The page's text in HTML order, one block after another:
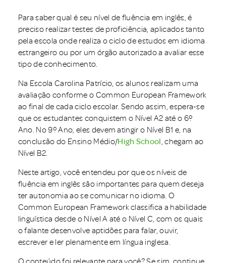
Para saber qual é seu nível de fluência em inglês, é
preciso realizar testes de proficiência, aplicados tanto
pela escola onde realiza o ciclo de estudos em idioma
estrangeiro ou por um órgão autorizado a avaliar esse
tipo de conhecimento.
Na Escola Carolina Patrício, os alunos realizam uma
avaliação conforme o Common European Framework
ao final de cada ciclo escolar. Sendo assim, espera-se
que os estudantes conquistem o Nível A2 até o 6º
Ano. No 9º Ano, eles devem atingir o Nível B1 e, na
conclusão do Ensino Médio/High School , chegam ao
Nível B2.
Neste artigo, você entendeu por que os níveis de
fluência em inglês são importantes para quem deseja
ter autonomia ao se comunicar no idioma. O
Common European Framework classifica a habilidade
linguística desde o Nível A até o Nível C, com os quais
o falante desenvolve aptidões para falar, ouvir,
escrever e ler plenamente em língua inglesa.